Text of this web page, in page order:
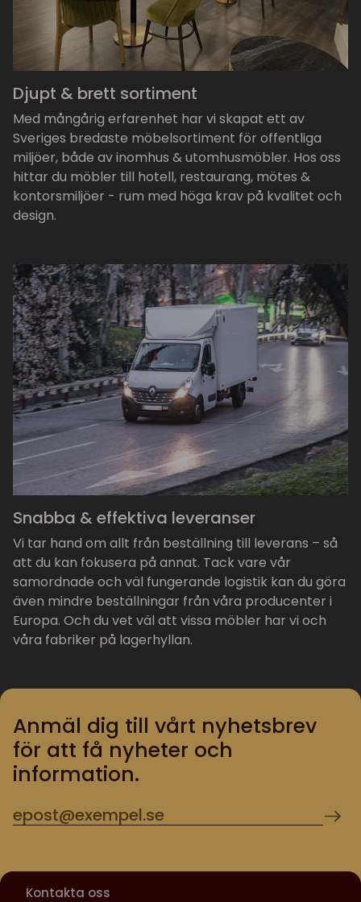
Djupt & brett sortiment
Med mångårig erfarenhet har vi skapat ett av
Sveriges bredaste möbelsortiment för offentliga
miljöer, både av inomhus & utomhusmöbler. Hos oss
hittar du möbler till hotell, restaurang, mötes &
kontorsmiljöer - rum med höga krav på kvalitet och
design.
Snabba & effektiva leveranser
Vi tar hand om allt från beställning till leverans – så
att du kan fokusera på annat. Tack vare vår
samordnade och väl fungerande logistik kan du göra
även mindre beställningar från våra producenter i
Europa. Och du vet väl att vissa möbler har vi och
våra fabriker på lagerhyllan.
Anmäl dig till vårt nyhetsbrev
för att få nyheter och
information.
Kontakta oss